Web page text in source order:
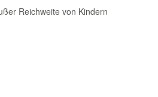
Reichweite von Kindern